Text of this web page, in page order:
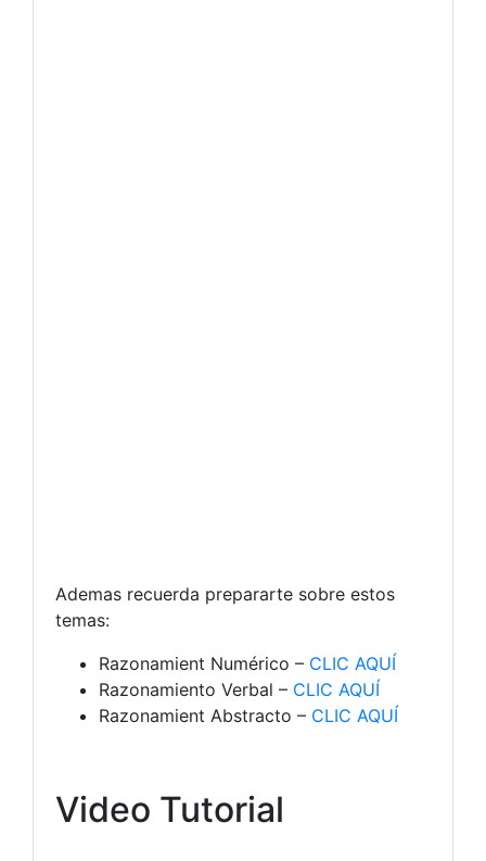
Ademas recuerda prepararte sobre estos
temas:
Razonamient Numérico – CLIC AQUÍ
Razonamiento Verbal – CLIC AQUÍ
Razonamient Abstracto – CLIC AQUÍ
Video Tutorial